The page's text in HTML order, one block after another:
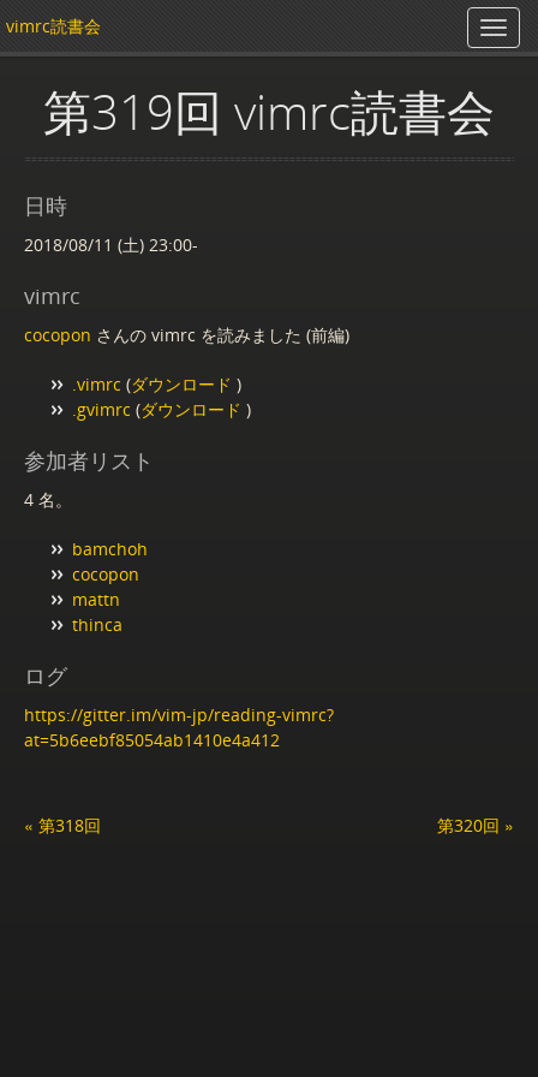
vimrc読書会
第319回 vimrc読書会
日時
2018/08/11 (土) 23:00-
vimrc
cocopon さんの vimrc を読みました (前編)
.vimrc (ダウンロード )
.gvimrc (ダウンロード )
参加者リスト
4 名。
bamchoh
cocopon
mattn
thinca
ログ
https://gitter.im/vim-jp/reading-vimrc?
at=5b6eebf85054ab1410e4a412
« 第318回 第320回 »